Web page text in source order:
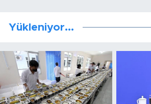
Yükleniyor...